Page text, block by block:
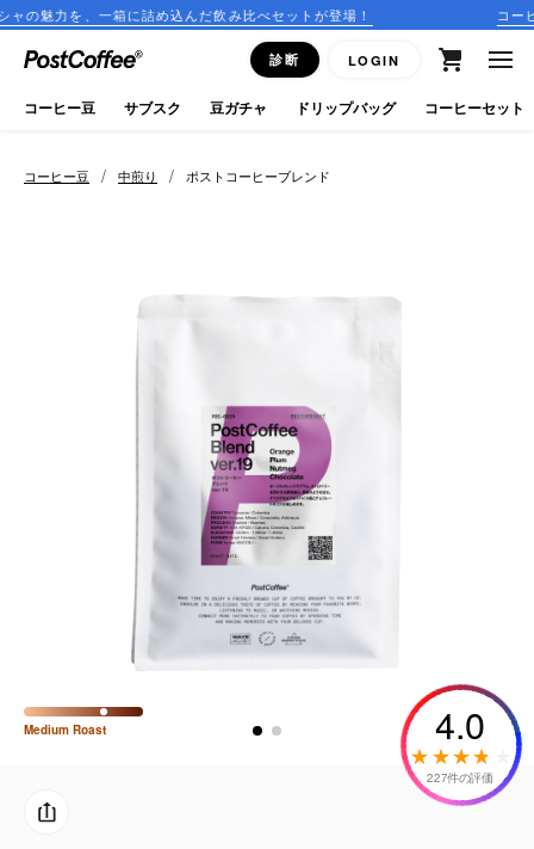
に詰め込んだ飲み比べセットが登場！ コーヒーのサブスク
診断 LOGIN
close
ログイン
新規会員登録
keyboard_arrow_right
ミルク・フード類
CFFBNS
ギフトセット
コーヒー豆 / 中煎り / ポストコーヒーブレンド
Medium Roast 4.0
227件の評価
コーヒー豆 サブスク 豆ガチャ ドリップバッグ コーヒーセット